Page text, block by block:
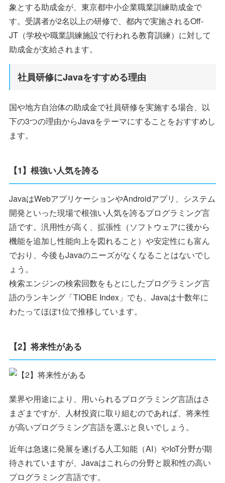
象とする助成金が、東京都中小企業職業訓練助成金で
す。受講者が2名以上の研修で、都内で実施されるOff-
JT（学校や職業訓練施設で行われる教育訓練）に対して
助成金が支給されます。
社員研修にJavaをすすめる理由
国や地方自治体の助成金で社員研修を実施する場合、以
下の3つの理由からJavaをテーマにすることをおすすめし
ます。
【1】根強い人気を誇る
JavaはWebアプリケーションやAndroidアプリ、システム
開発といった現場で根強い人気を誇るプログラミング言
語です。汎用性が高く、拡張性（ソフトウェアに後から
機能を追加し性能向上を図れること）や安定性にも富ん
でおり、今後もJavaのニーズがなくなることはないでし
ょう。
検索エンジンの検索回数をもとにしたプログラミング言
語のランキング「TIOBE Index」でも、Javaは十数年に
わたってほぼ1位で推移しています。
【2】将来性がある
業界や用途により、用いられるプログラミング言語はさ
まざまですが、人材投資に取り組むのであれば、将来性
が高いプログラミング言語を選ぶと良いでしょう。
近年は急速に発展を遂げる人工知能（AI）やIoT分野が期
待されていますが、Javaはこれらの分野と親和性の高い
プログラミング言語です。